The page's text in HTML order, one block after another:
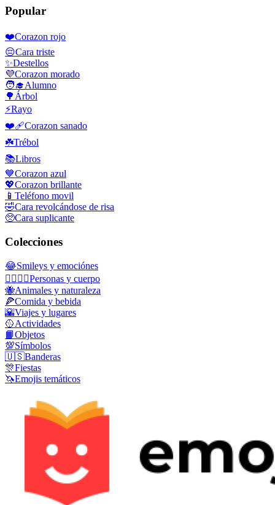
Popular
❤️Corazon rojo
😔Cara triste
✨Destellos
💜Corazon morado
🧑‍🎓Alumno
🌳 Árbol
⚡Rayo
❤️‍🩹Corazon sanado
☘️Trébol
📚Libros
💙Corazon azul
💖Corazon brillante
📱 Teléfono movil
🤣Cara revolcándose de risa
🥺Cara suplicante
Colecciones
😂Smileys y emociónes
👩‍❤️‍💋‍👨Personas y cuerpo
🐝Animales y naturaleza
🍕Comida y bebida
🌇Viajes y lugares
🥎Actividades
📙Objetos
💯Símbolos
🇺🇸Banderas
🎊Fiestas
🦄Emojis temáticos